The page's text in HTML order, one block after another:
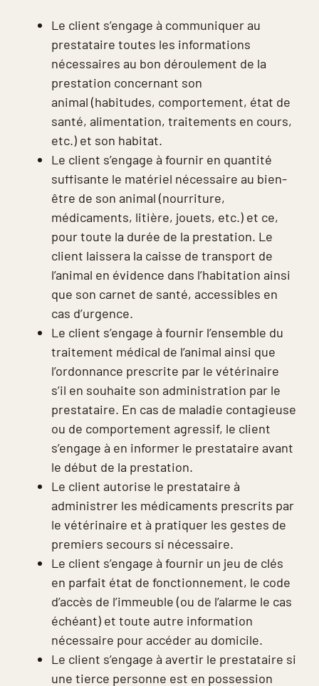
Le client s’engage à communiquer au
prestataire toutes les informations
nécessaires au bon déroulement de la
prestation concernant son
animal (habitudes, comportement, état de
santé, alimentation, traitements en cours,
etc.) et son habitat.
Le client s’engage à fournir en quantité
suffisante le matériel nécessaire au bien-
être de son animal (nourriture,
médicaments, litière, jouets, etc.) et ce,
pour toute la durée de la prestation. Le
client laissera la caisse de transport de
l’animal en évidence dans l’habitation ainsi
que son carnet de santé, accessibles en
cas d’urgence.
Le client s’engage à fournir l’ensemble du
traitement médical de l’animal ainsi que
l’ordonnance prescrite par le vétérinaire
s’il en souhaite son administration par le
prestataire. En cas de maladie contagieuse
ou de comportement agressif, le client
s’engage à en informer le prestataire avant
le début de la prestation.
Le client autorise le prestataire à
administrer les médicaments prescrits par
le vétérinaire et à pratiquer les gestes de
premiers secours si nécessaire.
Le client s’engage à fournir un jeu de clés
en parfait état de fonctionnement, le code
d’accès de l’immeuble (ou de l’alarme le cas
échéant) et toute autre information
nécessaire pour accéder au domicile.
Le client s’engage à avertir le prestataire si
une tierce personne est en possession